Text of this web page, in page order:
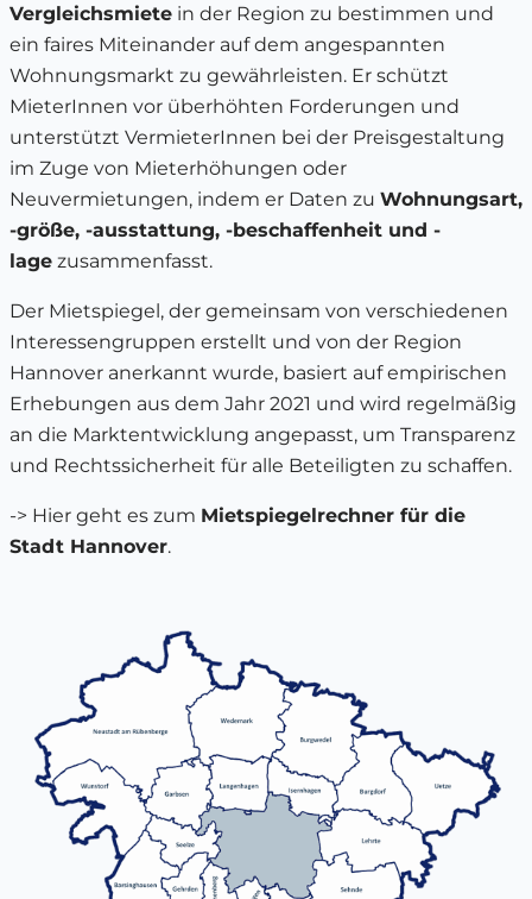
Vergleichsmiete in der Region zu bestimmen und
ein faires Miteinander auf dem angespannten
Wohnungsmarkt zu gewährleisten. Er schützt
MieterInnen vor überhöhten Forderungen und
unterstützt VermieterInnen bei der Preisgestaltung
im Zuge von Mieterhöhungen oder
Neuvermietungen, indem er Daten zu Wohnungsart,
-größe, -ausstattung, -beschaffenheit und -
lage zusammenfasst.
Der Mietspiegel, der gemeinsam von verschiedenen
Interessengruppen erstellt und von der Region
Hannover anerkannt wurde, basiert auf empirischen
Erhebungen aus dem Jahr 2021 und wird regelmäßig
an die Marktentwicklung angepasst, um Transparenz
und Rechtssicherheit für alle Beteiligten zu schaffen.
-> Hier geht es zum Mietspiegelrechner für die
Stadt Hannover.